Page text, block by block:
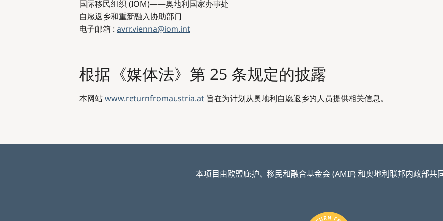
国际移民组织 (IOM)——奥地利国家办事处
自愿返乡和重新融入协助部门
电子邮箱 : avrr.vienna@iom.int
根据《媒体法》第 25 条规定的披露
本网站www.returnfromaustria.at 旨在为计划从奥地利自愿返乡的人员提供相关信息。
本项目由欧盟庇护、移民和融合基金会 (AMIF) 和奥地利联邦内政部共
Image